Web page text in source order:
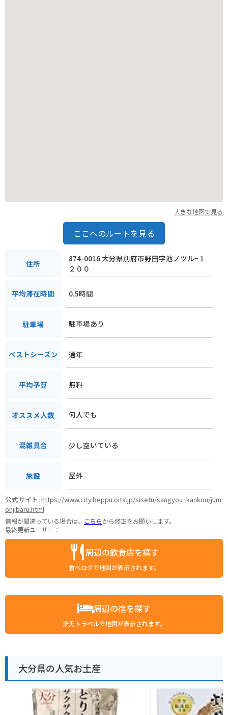
大きな地図で見る
ここへのルートを見る
住所
874-0016 大分県別府市野田字池ノツル−１
２００
平均滞在時間 0.5時間
駐車場 駐車場あり
ベストシーズン 通年
平均予算 無料
オススメ人数 何人でも
混雑具合 少し空いている
施設 屋外
公式サイト:https://www.city.beppu.oita.jp/sisetu/sangyou_kankou/jum
onjibaru.html
情報が間違っている場合は、 こちらから修正をお願いします。
最終更新ユーザー：
周辺の飲食店を探す
食べログで地図が表示されます。
周辺の宿を探す
楽天トラベルで地図が表示されます。
大分県の人気お土産